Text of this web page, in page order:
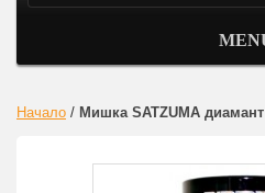
Начало / Мишка SATZUMA